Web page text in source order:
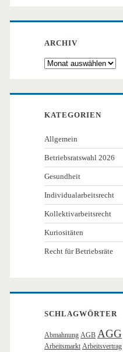
ARCHIV
Archiv
KATEGORIEN
Allgemein
Betriebsratswahl 2026
Gesundheit
Individualarbeitsrecht
Kollektivarbeitsrecht
Kuriositäten
Recht für Betriebsräte
SCHLAGWÖRTER
Abmahnung AGB AGG
Arbeitsmarkt Arbeitsvertrag